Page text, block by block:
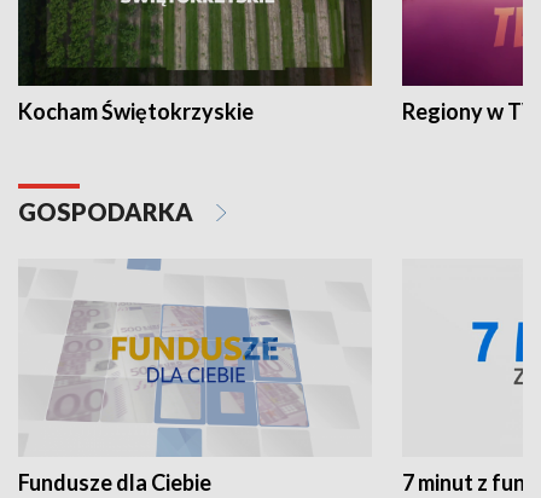
Kocham Świętokrzyskie Regiony w
GOSPODARKA
Fundusze dla Ciebie 7 minut z